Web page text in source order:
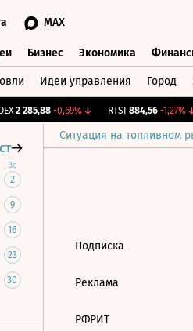
MAX
Бизнес Экономика
Идеи управления Город
2 285,88 -0,69%↓ RTSI 884,56 -1,27%↓
Ситуация на топливном
Вс
2
9
16
23
30
Подписка
Реклама
РФРИТ